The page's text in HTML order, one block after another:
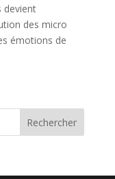
devient
des micro
émotions de
Rechercher